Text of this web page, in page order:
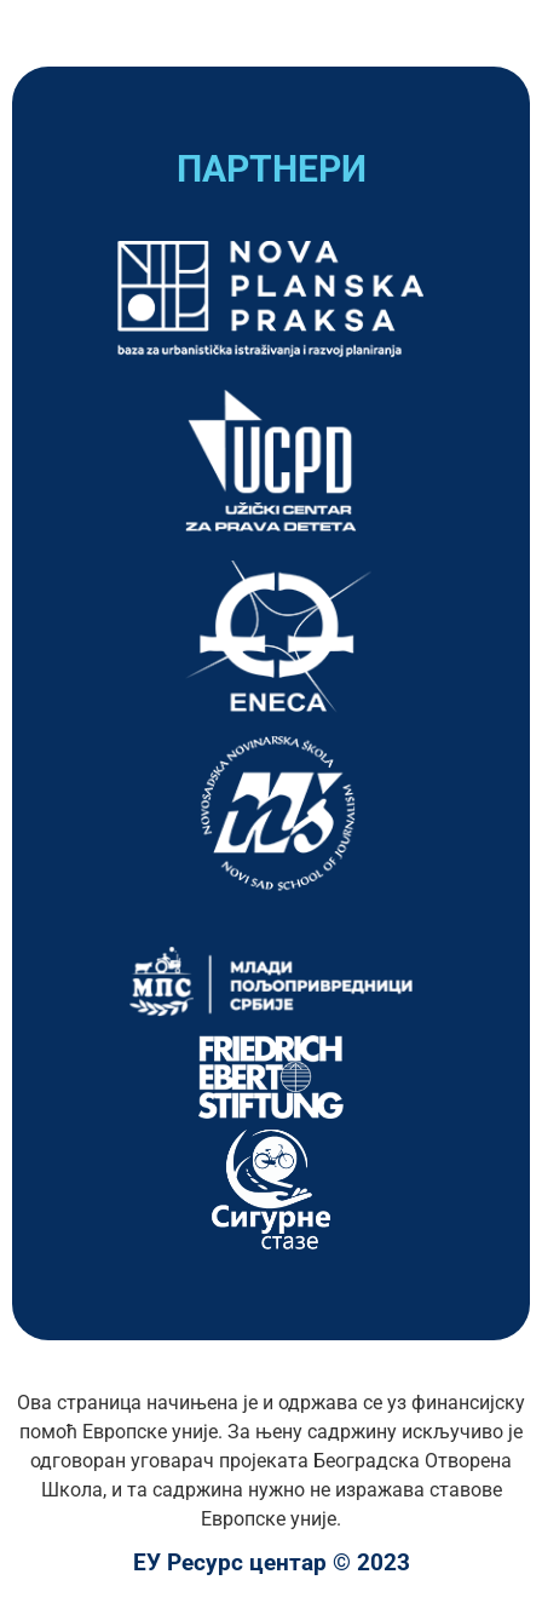
ПАРТНЕРИ
Ова страница начињена је и одржава се уз финансијску
помоћ Европске уније. За њену садржину искључиво је
одговоран уговарач пројеката Београдска Отворена
Школа, и та садржина нужно не изражава ставове
Европске уније.
ЕУ Ресурс центар © 2023